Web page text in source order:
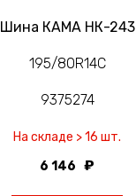
Шина КАМА НК-243
195/80R14C
9375274
На складе > 16 шт.
6 146